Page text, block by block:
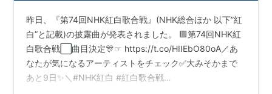
昨日、『第74回NHK紅白歌合戦』(NHK総合ほか 以下”紅
白”と記載)の披露曲が発表されました。 🟥第74回NHK紅
白歌合戦⬜️曲目決定🎊☞ https://t.co/HIIEbO80oA／あ
なたが気になるアーティストをチェック✅大みそかまで
あと9日✨＼#NHK紅白 #紅白歌合戦